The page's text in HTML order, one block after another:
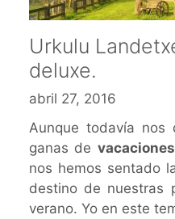
Urkulu
deluxe.
abril 27, 2016
Aunque todavía nos
ganas de vacaciones
nos hemos sentado
destino de nuestras
verano. Yo en este